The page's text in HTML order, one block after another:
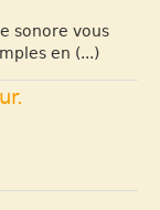
sonore vous
en (...)